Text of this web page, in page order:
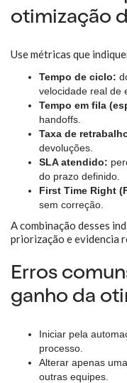
otimização
Use métricas que
Tempo de ciclo:
velocidade real de
Tempo em fila
handoffs.
Taxa de
devoluções.
SLA atendido:
do prazo definido.
First Time Right
sem correção.
A combinação desses
priorização e evidencia
Erros
ganho da
Iniciar pela
processo.
Alterar apenas
outras equipes.